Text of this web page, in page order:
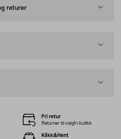
returer
Fri retur
Returner til valgfri butikk
Klikk&Hent